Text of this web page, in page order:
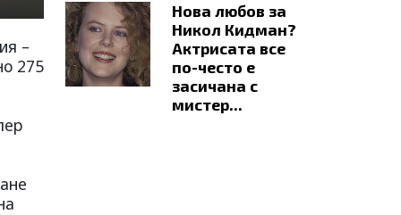
–
275
Нова любов за
Никол Кидман?
Актрисата все
по-често е
засичана с
мистер...